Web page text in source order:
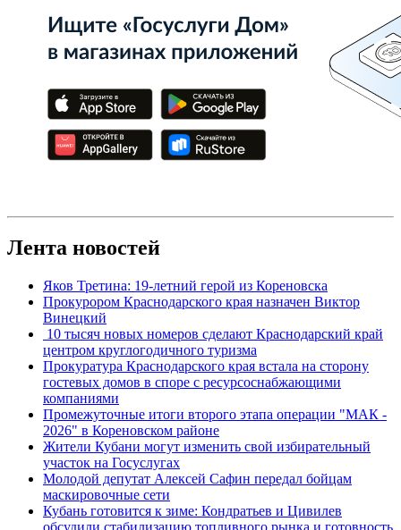
Лента новостей
Яков Третина: 19-летний герой из Кореновска
Прокурором Краснодарского края назначен Виктор
Винецкий
10 тысяч новых номеров сделают Краснодарский край
центром круглогодичного туризма
Прокуратура Краснодарского края встала на сторону
гостевых домов в споре с ресурсоснабжающими
компаниями
Промежуточные итоги второго этапа операции "МАК -
2026" в Кореновском районе
Жители Кубани могут изменить свой избирательный
участок на Госуслугах
Молодой депутат Алексей Сафин передал бойцам
маскировочные сети
Кубань готовится к зиме: Кондратьев и Цивилев
обсудили стабилизацию топливного рынка и готовность